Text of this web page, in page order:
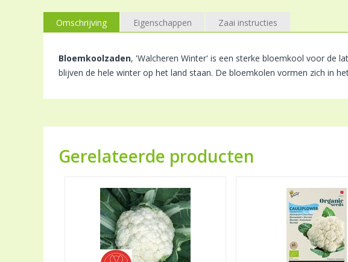
Omschrijving Eigenschappen Zaai instructies
Bloemkoolzaden, 'Walcheren Winter' is een sterke bloemkool voor de
blijven de hele winter op het land staan. De bloemkolen vormen zich in
Gerelateerde producten